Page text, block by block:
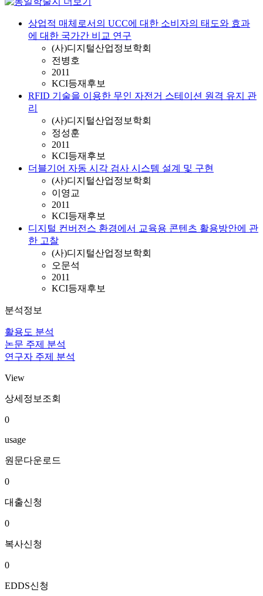
상업적 매체로서의 UCC에 대한 소비자의 태도와 효과
에 대한 국가간 비교 연구
(사)디지털산업정보학회
전병호
2011
KCI등재후보
RFID 기술을 이용한 무인 자전거 스테이션 원격 유지 관
리
(사)디지털산업정보학회
정성훈
2011
KCI등재후보
더블기어 자동 시각 검사 시스템 설계 및 구현
(사)디지털산업정보학회
이영교
2011
KCI등재후보
디지털 컨버전스 환경에서 교육용 콘텐츠 활용방안에 관
한 고찰
(사)디지털산업정보학회
오문석
2011
KCI등재후보
분석정보
활용도 분석
논문 주제 분석
연구자 주제 분석
View
상세정보조회
0
usage
원문다운로드
0
대출신청
0
복사신청
0
EDDS신청